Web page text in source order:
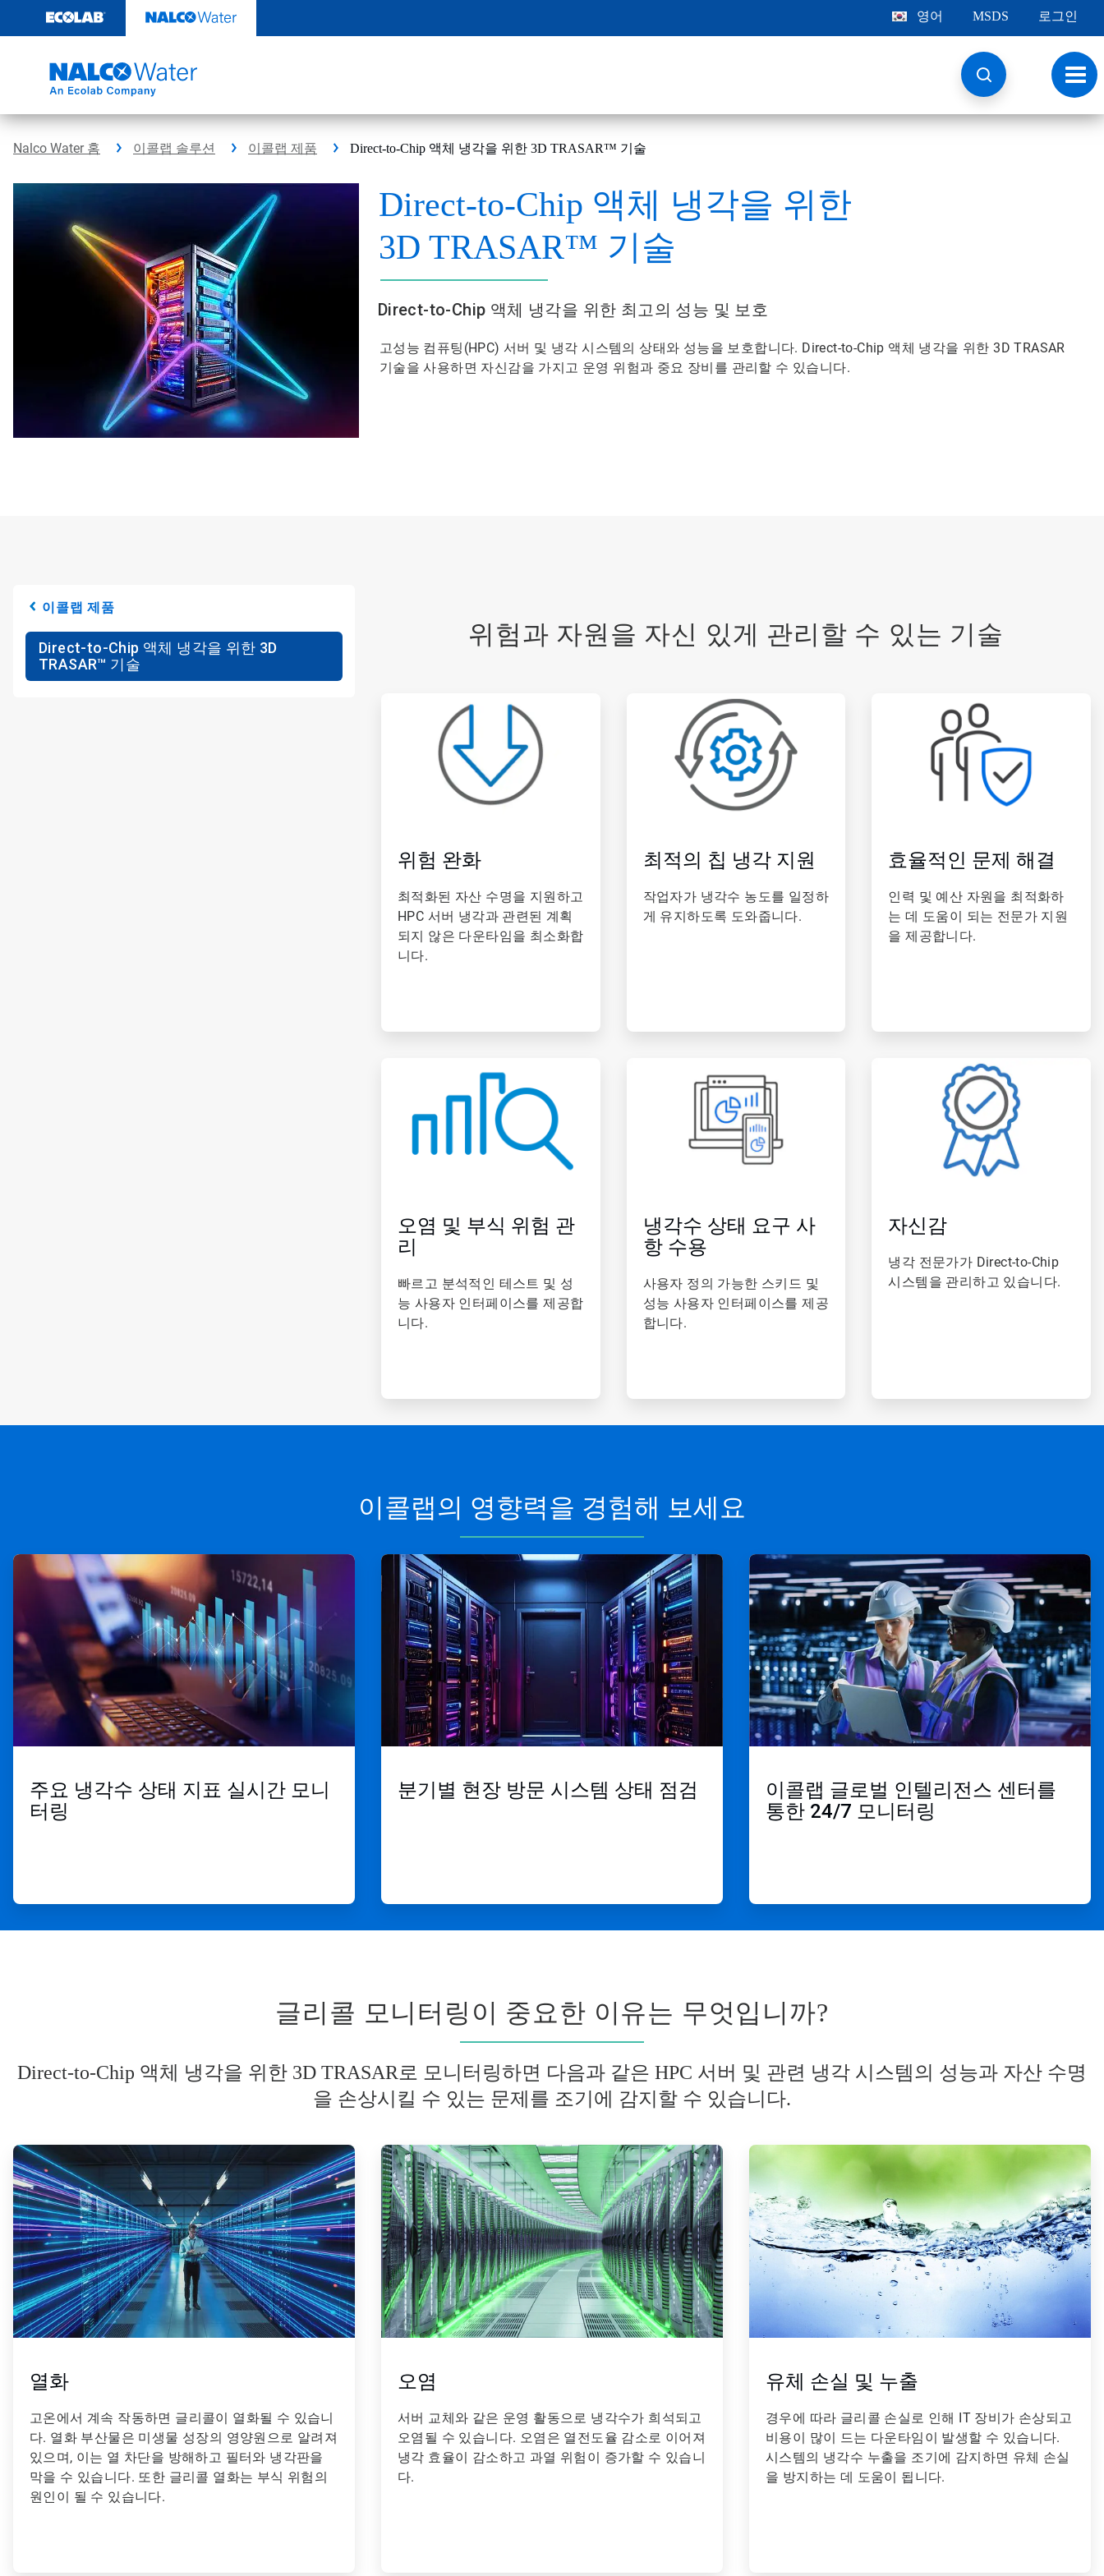
츠
기
영어 MSDS 로그인
토
글
내
비
Nalco Water 홈 이콜랩 솔루션 이콜랩 제품 Direct-to-Chip 액체 냉각을 위한 3D TRASAR™ 기술
Direct-to-Chip 액체 냉각을 위한
3D TRASAR™ 기술
Direct-to-Chip 액체 냉각을 위한 최고의 성능 및 보호
고성능 컴퓨팅(HPC) 서버 및 냉각 시스템의 상태와 성능을 보호합니다. Direct-to-Chip 액체 냉각을 위한 3D TRASAR
기술을 사용하면 자신감을 가지고 운영 위험과 중요 장비를 관리할 수 있습니다.
이콜랩 제품
Direct-to-Chip 액체 냉각을 위한 3D
TRASAR™ 기술
위험과 자원을 자신 있게 관리할 수 있는 기술
위험 완화
최적화된 자산 수명을 지원하고
HPC 서버 냉각과 관련된 계획
되지 않은 다운타임을 최소화합
니다.
최적의 칩 냉각 지원
작업자가 냉각수 농도를 일정하
게 유지하도록 도와줍니다.
효율적인 문제 해결
인력 및 예산 자원을 최적화하
는 데 도움이 되는 전문가 지원
을 제공합니다.
오염 및 부식 위험 관
리
빠르고 분석적인 테스트 및 성
능 사용자 인터페이스를 제공합
니다.
냉각수 상태 요구 사
항 수용
사용자 정의 가능한 스키드 및
성능 사용자 인터페이스를 제공
합니다.
자신감
냉각 전문가가 Direct-to-Chip
시스템을 관리하고 있습니다.
이콜랩의 영향력을 경험해 보세요
ArticleTile
주요 냉각수 상태 지표 실시간 모니
터링 ​
ArticleTile
2/3
분기별 현장 방문 ​ 시스템 상태 점검​
ArticleTile
3/3
이콜랩 글로벌 인텔리전스 센터를
통한 24/7 모니터링 ​
글리콜 모니터링이 중요한 이유는 무엇입니까?​
Direct-to-Chip 액체 냉각을 위한 3D TRASAR로 모니터링하면 다음과 같은 HPC 서버 및 관련 냉각 시스템의 성능과 자산 수명
을 손상시킬 수 있는 문제를 조기에 감지할 수 있습니다.
ArticleTile
1/3
열화
고온에서 계속 작동하면 글리콜이 열화될 수 있습니
다. 열화 부산물은 미생물 성장의 영양원으로 알려져
있으며, 이는 열 차단을 방해하고 필터와 냉각판을
막을 수 있습니다. 또한 글리콜 열화는 부식 위험의
원인이 될 수 있습니다.
ArticleTile
2/3
오염
서버 교체와 같은 운영 활동으로 냉각수가 희석되고
오염될 수 있습니다. 오염은 열전도율 감소로 이어져
냉각 효율이 감소하고 과열 위험이 증가할 수 있습니
다.
ArticleTile
유체 손실 및 누출
경우에 따라 글리콜 손실로 인해 IT 장비가 손상되고
비용이 많이 드는 다운타임이 발생할 수 있습니다.
시스템의 냉각수 누출을 조기에 감지하면 유체 손실
을 방지하는 데 도움이 됩니다.